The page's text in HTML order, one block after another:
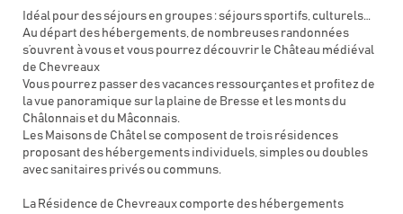
Idéal pour des séjours en groupes : séjours sportifs, culturels…
Au départ des hébergements, de nombreuses randonnées
s’ouvrent à vous et vous pourrez découvrir le Château médiéval
de Chevreaux
Vous pourrez passer des vacances ressourçantes et profitez de
la vue panoramique sur la plaine de Bresse et les monts du
Châlonnais et du Mâconnais.
Les Maisons de Châtel se composent de trois résidences
proposant des hébergements individuels, simples ou doubles
avec sanitaires privés ou communs.
La Résidence de Chevreaux comporte des hébergements